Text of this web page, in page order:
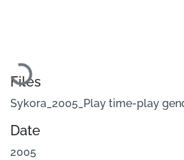
Loading...
Files
Sykora_2005_Play time-play
Date
2005